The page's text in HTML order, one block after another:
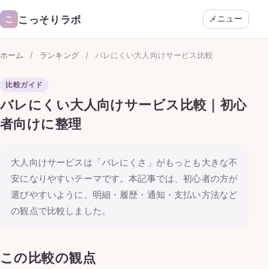
こ こっそりラボ メニュー
ホーム / ランキング / バレにくい大人向けサービス比較
比較ガイド
バレにくい大人向けサービス比較｜初心
者向けに整理
大人向けサービスは「バレにくさ」がもっとも大きな不
安になりやすいテーマです。本記事では、初心者の方が
選びやすいように、明細・履歴・通知・支払い方法など
の観点で比較しました。
この比較の観点